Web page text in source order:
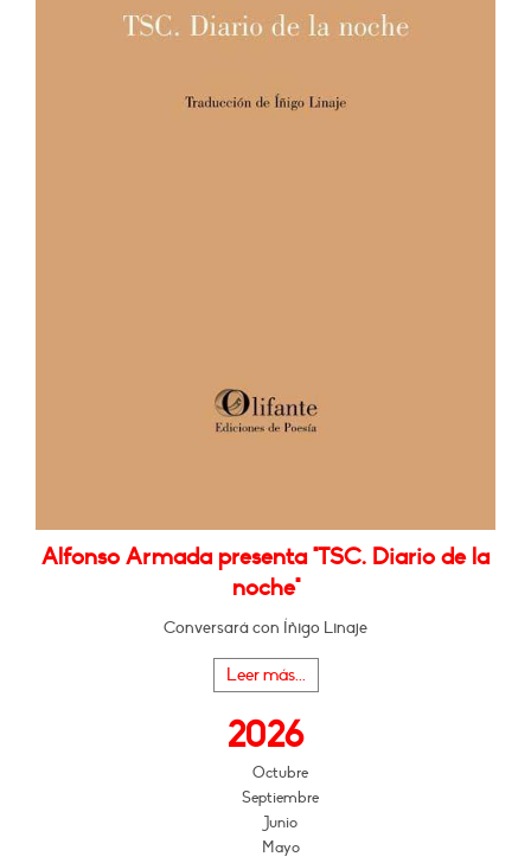
Alfonso Armada presenta "TSC. Diario de la
noche"
Conversará con Íñigo Linaje
Leer más...
2026
Octubre
Septiembre
Junio
Mayo